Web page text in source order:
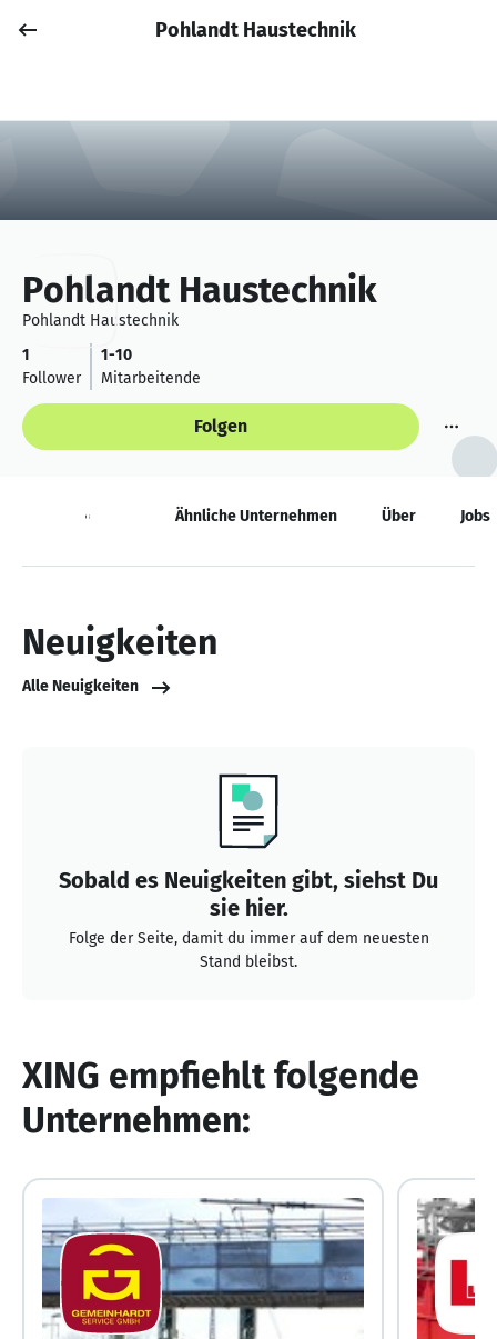
Anmelden
Pohlandt Haustechnik
Pohlandt Haustechnik
Pohlandt Haustechnik
1
Follower
1-10
Mitarbeitende
Folgen
Neuigkeiten Ähnliche Unternehmen Über Jobs
Neuigkeiten
Alle Neuigkeiten
Sobald es Neuigkeiten gibt, siehst Du
sie hier.
Folge der Seite, damit du immer auf dem neuesten
Stand bleibst.
XING empfiehlt folgende
Unternehmen: